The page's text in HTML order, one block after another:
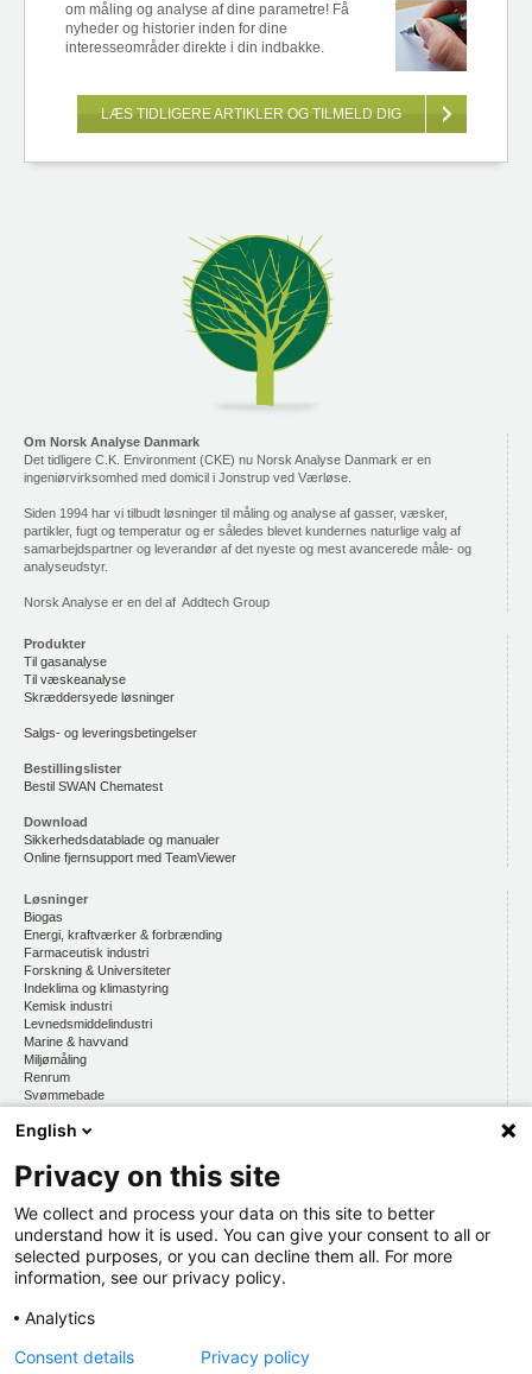
om måling og analyse af dine parametre! Få
nyheder og historier inden for dine
interesseområder direkte i din indbakke.
LÆS TIDLIGERE ARTIKLER OG TILMELD DIG
Om Norsk Analyse Danmark
Det tidligere C.K. Environment (CKE) nu Norsk Analyse Danmark er en
ingeniørvirksomhed med domicil i Jonstrup ved Værløse.
Siden 1994 har vi tilbudt løsninger til måling og analyse af gasser, væsker,
partikler, fugt og temperatur og er således blevet kundernes naturlige valg af
samarbejdspartner og leverandør af det nyeste og mest avancerede måle- og
analyseudstyr.
Norsk Analyse er en del af Addtech Group
Produkter
Til gasanalyse
Til væskeanalyse
Skræddersyede løsninger
Salgs- og leveringsbetingelser
Bestillingslister
Bestil SWAN Chematest
Download
Sikkerhedsdatablade og manualer
Online fjernsupport med TeamViewer
Løsninger
Biogas
Energi, kraftværker & forbrænding
Farmaceutisk industri
Forskning & Universiteter
Indeklima og klimastyring
Kemisk industri
Levnedsmiddelindustri
Marine & havvand
Miljømåling
Renrum
Svømmebade
CKE
Om os
At arbejde hos CKE
Persondatapolitik
Kontakt os
Organisation
Hold dig opdateret
Via CKE INFORMERER
English
Privacy on this site
We collect and process your data on this site to better
understand how it is used. You can give your consent to all or
selected purposes, or you can decline them all. For more
information, see our privacy policy.
Analytics
Consent details
Privacy policy